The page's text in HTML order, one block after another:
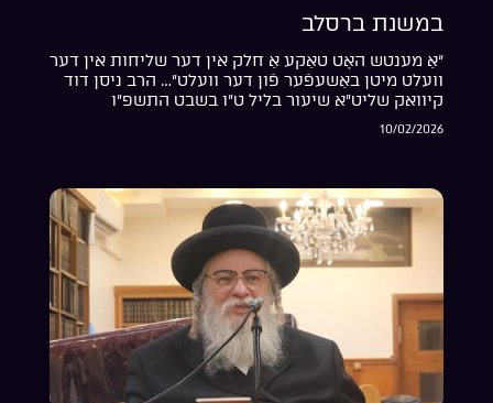
במשנת ברסלב
“אַ מענטש האָט טאַקע אַ חלק אין דער שליחות אין דער
וועלט מיטן באַשעפֿער פֿון דער וועלט”… הרב ניסן דוד
קיוואק שליט”א שיעור בליל ט”ו בשבט התשפ”ו
10/02/2026